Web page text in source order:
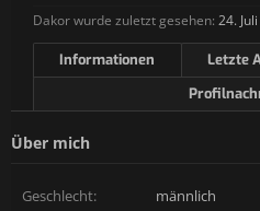
Dakor wurde zuletzt gesehen: 24.
Informationen Letzte
Über mich
Geschlecht:
männlich